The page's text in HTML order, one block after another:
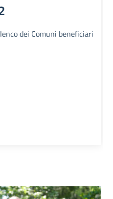
dei Comuni beneficiari